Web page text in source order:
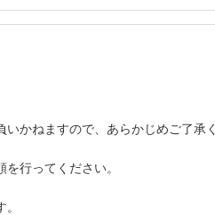
かねますので、あらかじめご了承く
行ってください。